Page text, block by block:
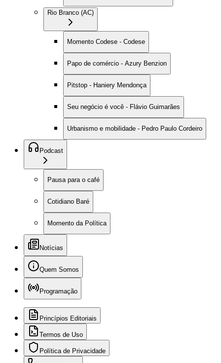
Rio Branco (AC)
Momento Codese - Codese
Papo de comércio - Azury Benzion
Pitstop - Haniery Mendonça
Seu negócio é você - Flávio Guimarães
Urbanismo e mobilidade - Pedro Paulo Cordeiro
Podcast
Pausa para o café
Cotidiano Baré
Momento da Política
Notícias
Quem Somos
Programação
Princípios Editoriais
Termos de Uso
Política de Privacidade